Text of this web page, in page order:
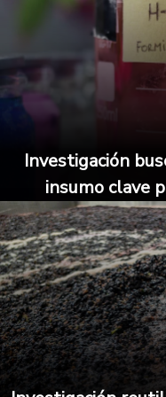
Investigación
insumo clave